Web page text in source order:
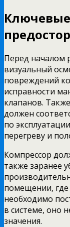
Перед началом
визуальный
повреждений
исправности
клапанов.
должен
по
перегреву и
Компрессор
также заранее
помещении, где
необходимо
в системе, оно
значения.